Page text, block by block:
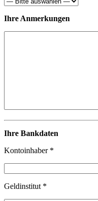
Ihre Anmerkungen
Ihre Bankdaten
Kontoinhaber *
Geldinstitut *